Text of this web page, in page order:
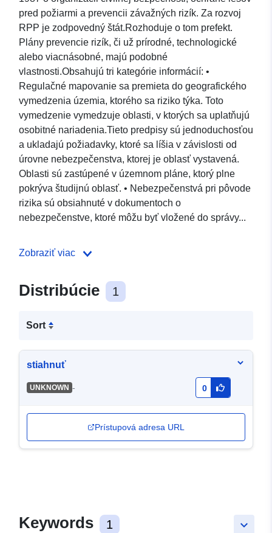
pred požiarmi a prevencii závažných rizík. Za rozvoj
RPP je zodpovedný štát.Rozhoduje o tom prefekt.
Plány prevencie rizík, či už prírodné, technologické
alebo viacnásobné, majú podobné
vlastnosti.Obsahujú tri kategórie informácií: •
Regulačné mapovanie sa premieta do geografického
vymedzenia územia, ktorého sa riziko týka. Toto
vymedzenie vymedzuje oblasti, v ktorých sa uplatňujú
osobitné nariadenia.Tieto predpisy sú jednoduchosťou
a ukladajú požiadavky, ktoré sa líšia v závislosti od
úrovne nebezpečenstva, ktorej je oblasť vystavená.
Oblasti sú zastúpené v územnom pláne, ktorý plne
pokrýva študijnú oblasť. • Nebezpečenstvá pri pôvode
rizika sú obsiahnuté v dokumentoch o
nebezpečenstve, ktoré môžu byť vložené do správy...
Zobraziť viac
Distribúcie 1
Sort
stiahnuť
UNKNOWN - 0
Prístupová adresa URL
keyboard_arrow_down
Keywords 1